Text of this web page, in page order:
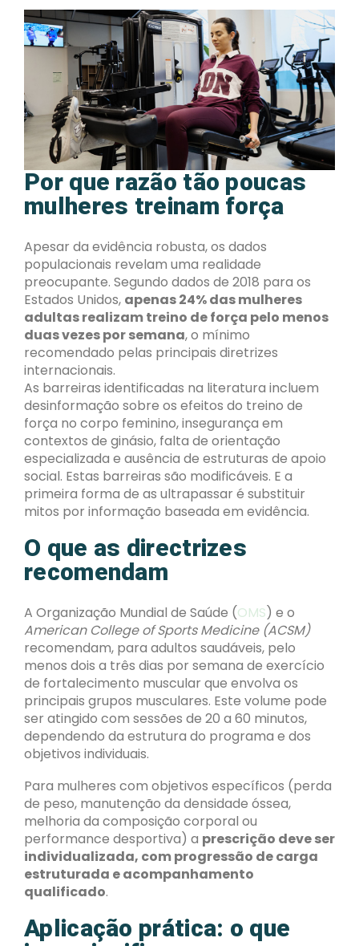
Por que razão tão poucas
mulheres treinam força
Apesar da evidência robusta, os dados
populacionais revelam uma realidade
preocupante. Segundo dados de 2018 para os
Estados Unidos, apenas 24% das mulheres
adultas realizam treino de força pelo menos
duas vezes por semana, o mínimo
recomendado pelas principais diretrizes
internacionais.
As barreiras identificadas na literatura incluem
desinformação sobre os efeitos do treino de
força no corpo feminino, insegurança em
contextos de ginásio, falta de orientação
especializada e ausência de estruturas de apoio
social. Estas barreiras são modificáveis. E a
primeira forma de as ultrapassar é substituir
mitos por informação baseada em evidência.
O que as directrizes
recomendam
A Organização Mundial de Saúde (OMS) e o
American College of Sports Medicine (ACSM)
recomendam, para adultos saudáveis, pelo
menos dois a três dias por semana de exercício
de fortalecimento muscular que envolva os
principais grupos musculares. Este volume pode
ser atingido com sessões de 20 a 60 minutos,
dependendo da estrutura do programa e dos
objetivos individuais.
Para mulheres com objetivos específicos (perda
de peso, manutenção da densidade óssea,
melhoria da composição corporal ou
performance desportiva) a prescrição deve ser
individualizada, com progressão de carga
estruturada e acompanhamento
qualificado.
Aplicação prática: o que